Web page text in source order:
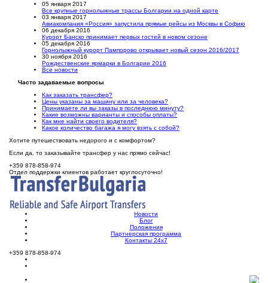
05 января 2017
Все крупные горнолыжные трассы Болгарии на одной карте
03 января 2017
Авиакомпания «Россия» запустила прямые рейсы из Москвы в Софию
06 декабря 2016
Курорт Банско принимает первых гостей в новом сезоне
05 декабря 2016
Горнолыжный курорт Пампорово открывает новый сезон 2016/2017
30 ноября 2016
Рождественские ярмарки в Болгарии 2016
Все новости
Часто задаваемые вопросы
Как заказать трансфер?
Цены указаны за машину или за человека?
Принимаете ли вы заказы в последнюю минуту?
Какие возможны варианты и способы оплаты?
Как мне найти своего водителя?
Какое количество багажа я могу взять с собой?
Хотите путешествовать недорого и с комфортом?
Если да, то заказывайте трансфер у нас прямо сейчас!
+359 878-858-974
Отдел поддержки клиентов работает круглосуточно!
Новости
Блог
Положения
Партнерская программа
Контакты 24х7
+359 878-858-974